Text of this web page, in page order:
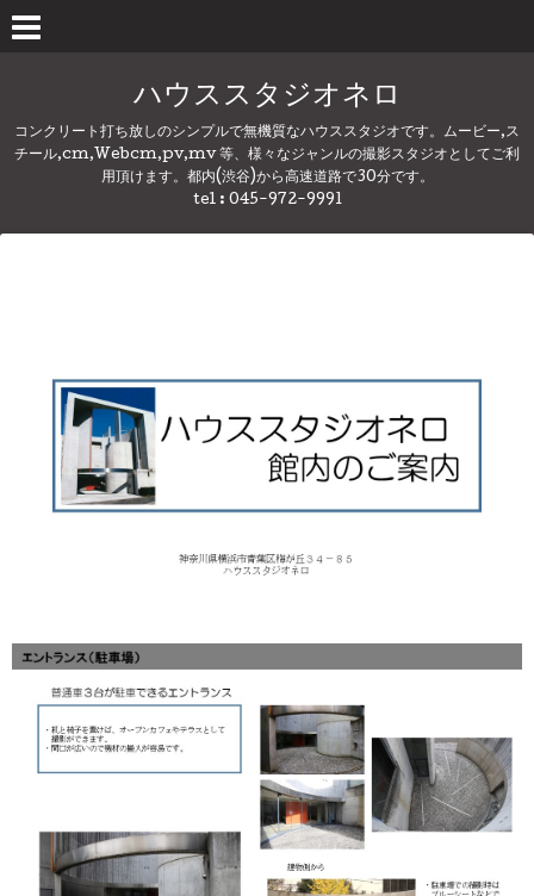
ハウススタジオネロ
コンクリート打ち放しのシンプルで無機質なハウススタジオです。ムービー,ス
チール,cm,Webcm,pv,mv 等、様々なジャンルの撮影スタジオとしてご利
用頂けます。都内(渋谷)から高速道路で30分です。
tel : 045-972-9991